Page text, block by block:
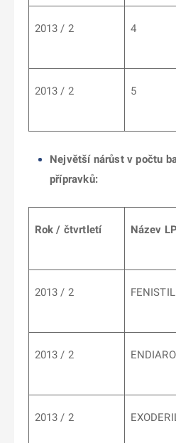
2013 / 2 4
2013 / 2 5
Největší nárůst v počtu
přípravků:
Rok / čtvrtletí Název LP
2013 / 2 FENISTIL
2013 / 2
2013 / 2